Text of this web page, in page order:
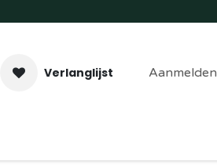
Verlanglijst Aanmelden